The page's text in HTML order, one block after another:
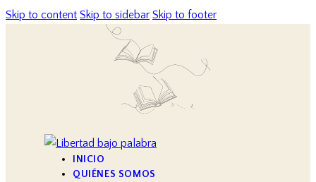
Skip to content Skip to sidebar Skip to footer
INICIO
QUIÉNES SOMOS